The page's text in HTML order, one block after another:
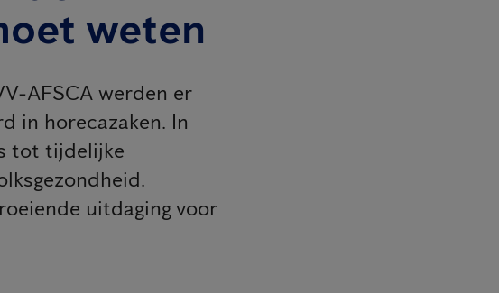
weten
AFSCA werden er
in horecazaken. In
tot tijdelijke
uitdaging voor